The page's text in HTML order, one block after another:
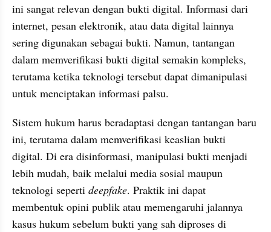
ini sangat relevan dengan bukti digital. Informasi dari
internet, pesan elektronik, atau data digital lainnya
sering digunakan sebagai bukti. Namun, tantangan
dalam memverifikasi bukti digital semakin kompleks,
terutama ketika teknologi tersebut dapat dimanipulasi
untuk menciptakan informasi palsu.
Sistem hukum harus beradaptasi dengan tantangan baru
ini, terutama dalam memverifikasi keaslian bukti
digital. Di era disinformasi, manipulasi bukti menjadi
lebih mudah, baik melalui media sosial maupun
teknologi seperti deepfake. Praktik ini dapat
membentuk opini publik atau memengaruhi jalannya
kasus hukum sebelum bukti yang sah diproses di